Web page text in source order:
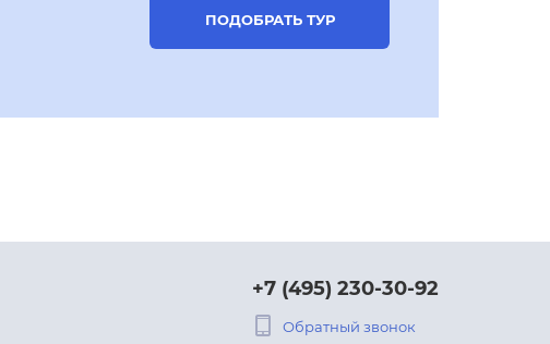
ПОДОБРАТЬ ТУР
+7 (495) 230-30-92
Обратный звонок